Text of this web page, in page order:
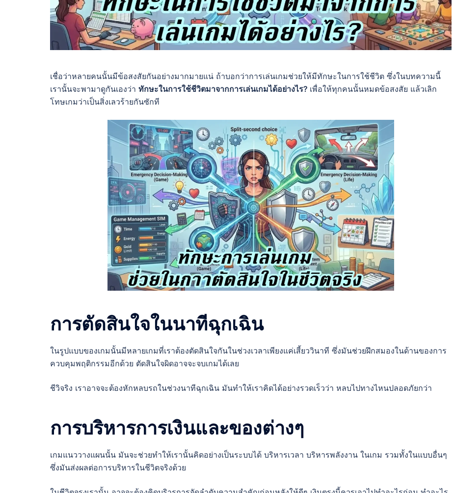
เชื่อว่าหลายคนนั้นมีข้อสงสัยกันอย่างมากมายแน่ ถ้าบอกว่าการเล่นเกมช่วยให้มีทักษะในการใช้ชีวิต ซึ่งในบทความนี้
เรานั้นจะพามาดูกันเองว่า ทักษะในการใช้ชีวิตมาจากการเล่นเกมได้อย่างไร? เพื่อให้ทุกคนนั้นหมดข้อสงสัย แล้วเลิก
โทษเกมว่าเป็นสิ่งเลวร้ายกันซักที
การตัดสินใจในนาทีฉุกเฉิน
ในรูปแบบของเกมนั้นมีหลายเกมที่เราต้องตัดสินใจกันในช่วงเวลาเพียงแค่เสี้ยววินาที ซึ่งมันช่วยฝึกสมองในด้านของการ
ควบคุมพฤติกรรมอีกด้วย ตัดสินใจผิดอาจจะจบเกมได้เลย
ชีวิจริง เราอาจจะต้องหักหลบรถในช่วงนาทีฉุกเฉิน มันทำให้เราคิดได้อย่างรวดเร็วว่า หลบไปทางไหนปลอดภัยกว่า
การบริหารการเงินและของต่างๆ
เกมแนววางแผนนั้น มันจะช่วยทำให้เรานั้นคิดอย่างเป็นระบบได้ บริหารเวลา บริหารพลังงาน ในเกม รวมทั้งในแบบอื่นๆ
ซึ่งมันส่งผลต่อการบริหารในชีวิตจริงด้วย